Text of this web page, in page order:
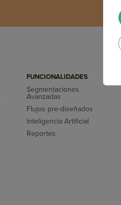
FUNCIONALIDADES
Segmentaciones
Avanzadas
Flujos pre-diseñados
Inteligencia Artificial
Reportes